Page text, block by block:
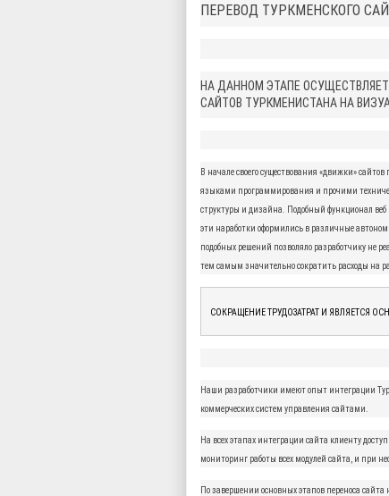
ПЕРЕВОД ТУРКМЕНСКОГО
НА ДАННОМ ЭТАПЕ
САЙТОВ ТУРКМЕНИСТАНА НА
В начале своего существования «движки»
языками программирования и прочими
структуры и дизайна. Подобный функционал веб
эти наработки оформились в различные
подобных решений позволяло разработчику не
тем самым значительно сократить расходы на
СОКРАЩЕНИЕ ТРУДОЗАТРАТ И ЯВЛЯЕТСЯ
Наши разработчики имеют опыт интеграции
коммерческих систем управления сайтами.
На всех этапах интеграции сайта клиенту
мониторинг работы всех модулей сайта, и при
По завершении основных этапов переноса